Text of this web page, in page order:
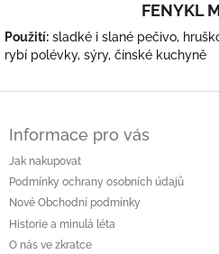
FENYKL
Použití: sladké i slané pečivo,
rybí polévky, sýry, čínské kuchyně
Informace pro vás
Jak nakupovat
Podmínky ochrany osobních údajů
Nové Obchodní podmínky
Historie a minulá léta
O nás ve zkratce